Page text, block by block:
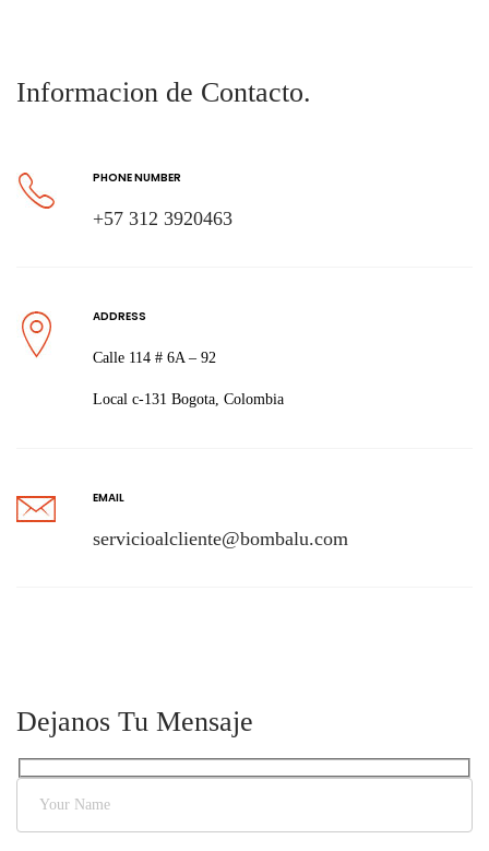
Informacion de Contacto.
PHONE NUMBER
+57 312 3920463
ADDRESS
Calle 114 # 6A – 92
Local c-131 Bogota, Colombia
EMAIL
servicioalcliente@bombalu.com
Dejanos Tu Mensaje